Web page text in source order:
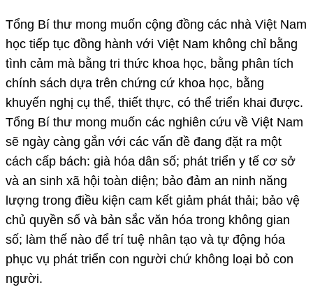
Tổng Bí thư mong muốn cộng đồng các nhà Việt Nam
học tiếp tục đồng hành với Việt Nam không chỉ bằng
tình cảm mà bằng tri thức khoa học, bằng phân tích
chính sách dựa trên chứng cứ khoa học, bằng
khuyến nghị cụ thể, thiết thực, có thể triển khai được.
Tổng Bí thư mong muốn các nghiên cứu về Việt Nam
sẽ ngày càng gắn với các vấn đề đang đặt ra một
cách cấp bách: già hóa dân số; phát triển y tế cơ sở
và an sinh xã hội toàn diện; bảo đảm an ninh năng
lượng trong điều kiện cam kết giảm phát thải; bảo vệ
chủ quyền số và bản sắc văn hóa trong không gian
số; làm thế nào để trí tuệ nhân tạo và tự động hóa
phục vụ phát triển con người chứ không loại bỏ con
người.